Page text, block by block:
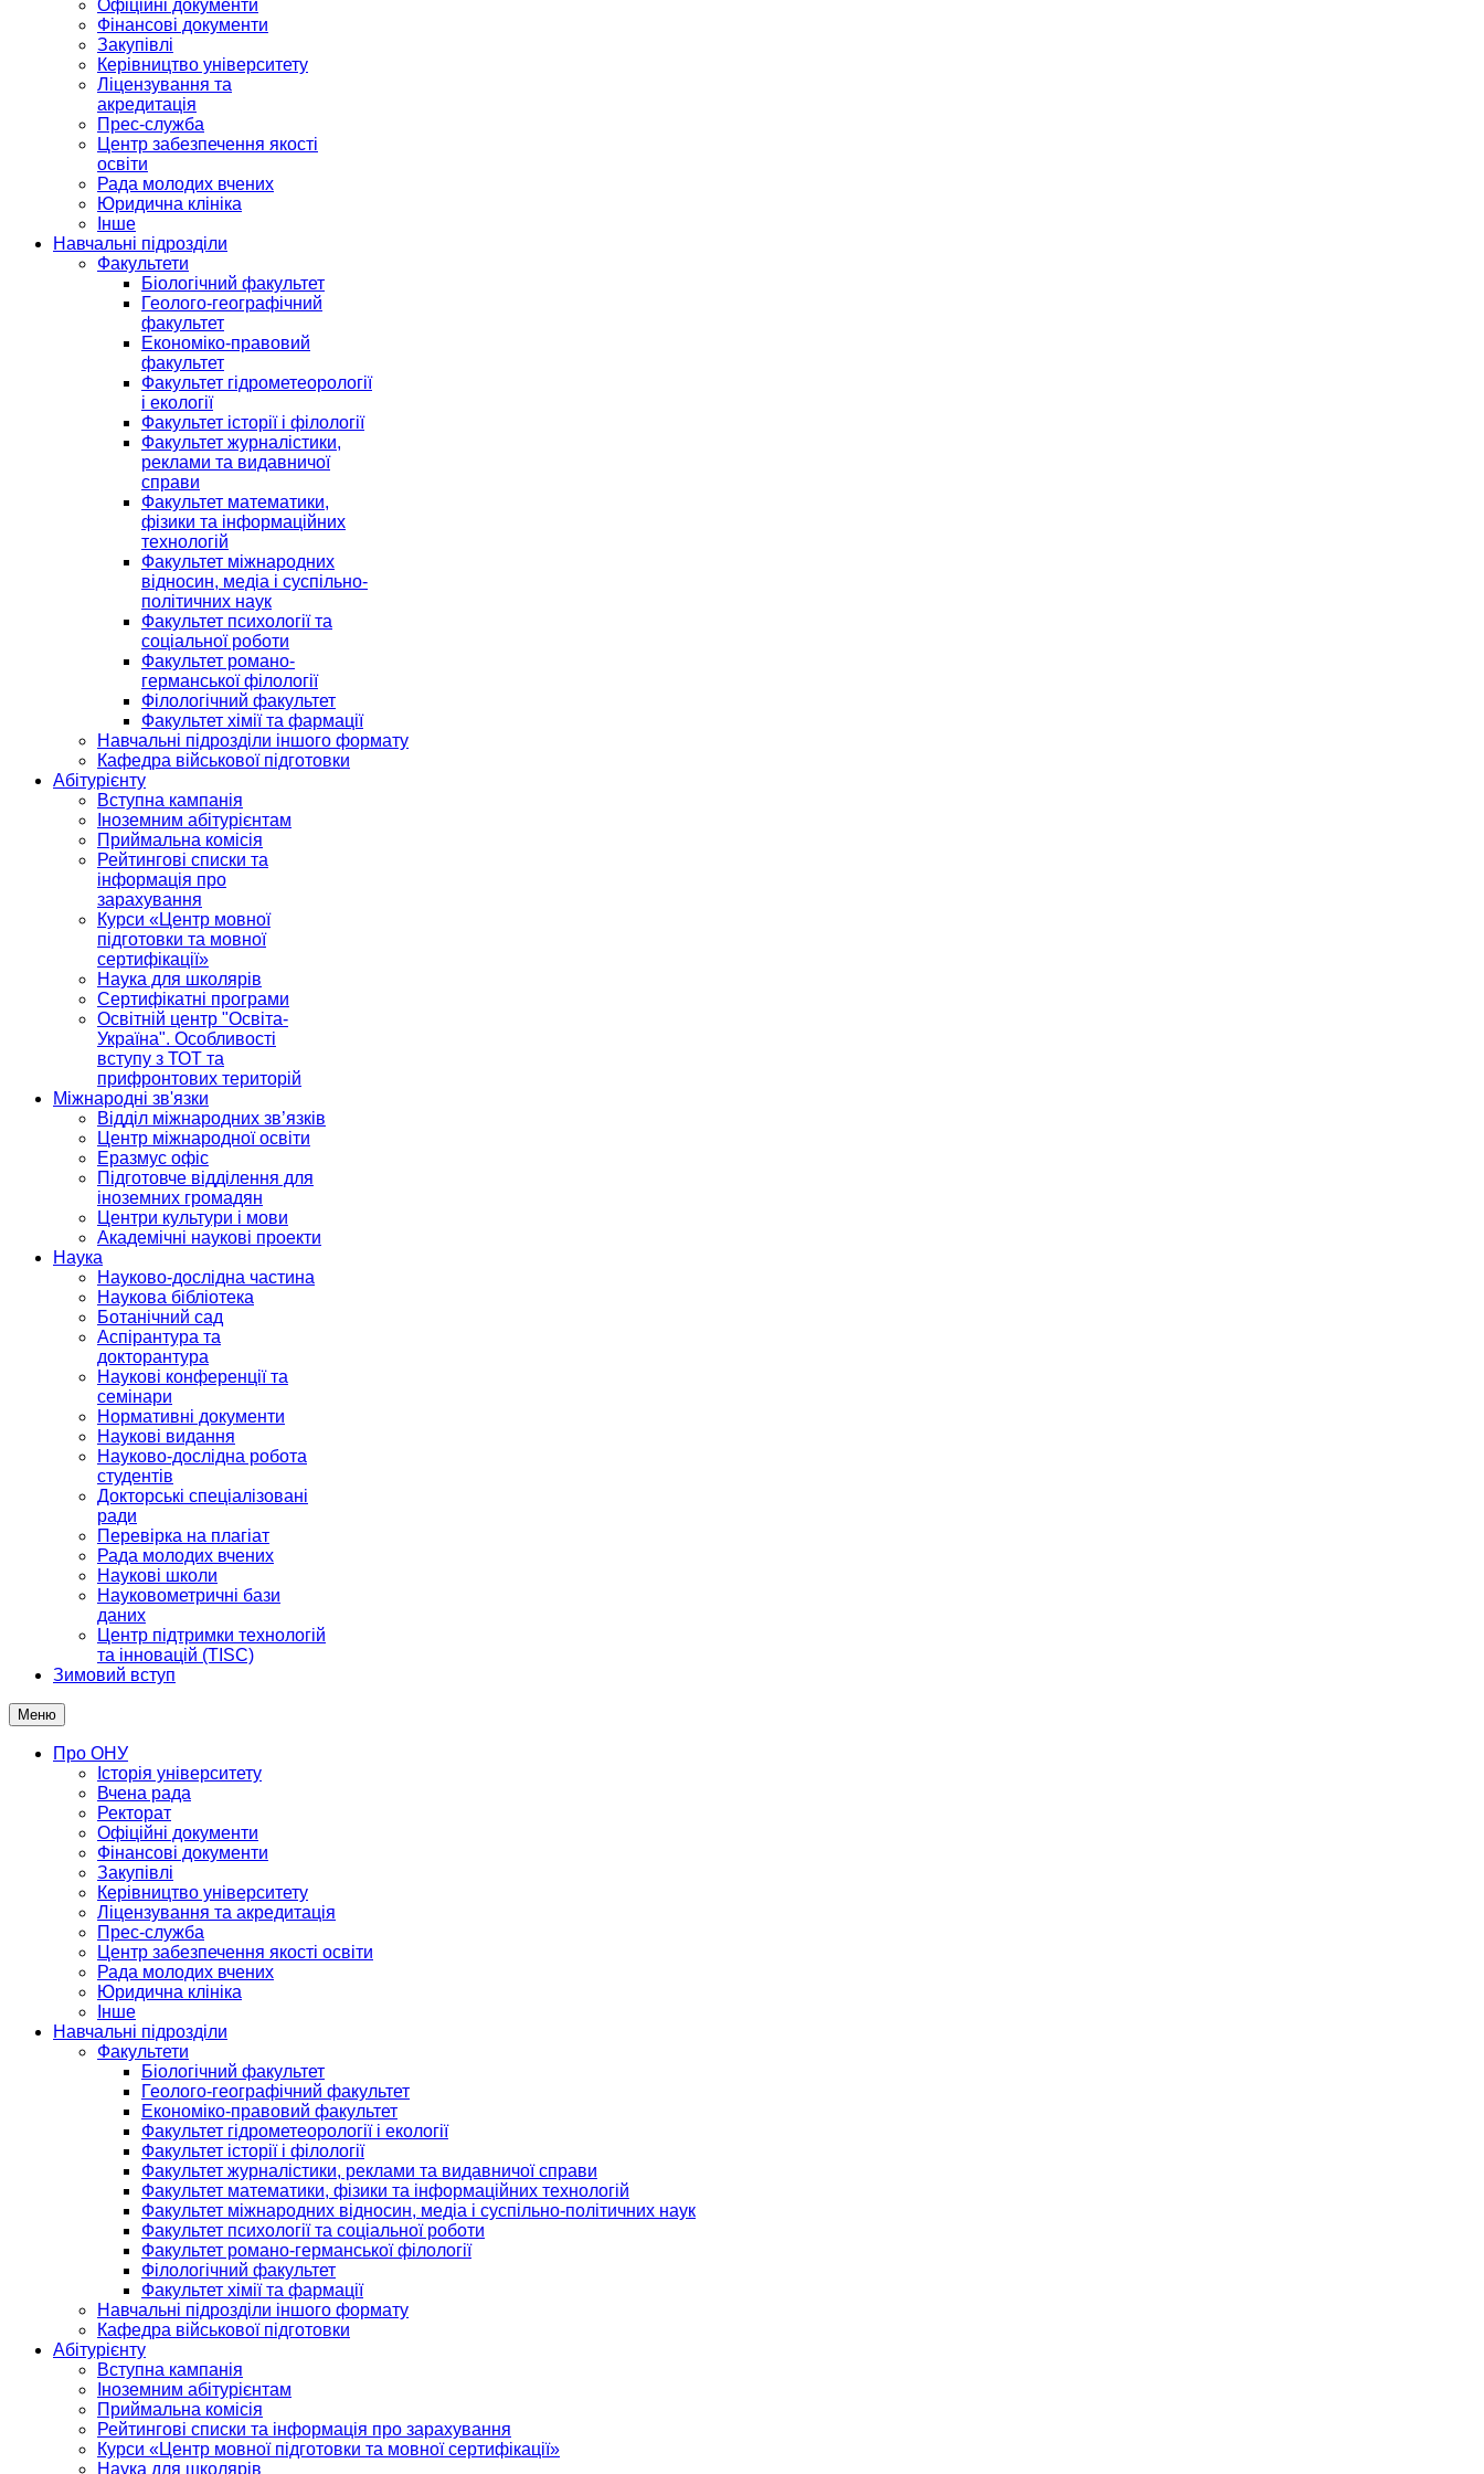
Офіційні документи
Фінансові документи
Закупівлі
Керівництво університету
Ліцензування та
акредитація
Прес-служба
Центр забезпечення якості
освіти
Рада молодих вчених
Юридична клініка
Інше
Навчальні підрозділи
Факультети
Біологічний факультет
Геолого-географічний
факультет
Економіко-правовий
факультет
Факультет гідрометеорології
і екології
Факультет історії і філології
Факультет журналістики,
реклами та видавничої
справи
Факультет математики,
фізики та інформаційних
технологій
Факультет міжнародних
відносин, медіа і суспільно-
політичних наук
Факультет психології та
соціальної роботи
Факультет романо-
германської філології
Філологічний факультет
Факультет хімії та фармації
Навчальні підрозділи іншого формату
Кафедра військової підготовки
Абітурієнту
Вступна кампанія
Іноземним абітурієнтам
Приймальна комісія
Рейтингові списки та
інформація про
зарахування
Курси «Центр мовної
підготовки та мовної
сертифікації»
Наука для школярів
Сертифікатні програми
Освітній центр "Освіта-
Україна". Особливості
вступу з ТОТ та
прифронтових територій
Міжнародні зв'язки
Відділ міжнародних зв’язків
Центр міжнародної освіти
Еразмус офіс
Підготовче відділення для
іноземних громадян
Центри культури і мови
Академічні наукові проекти
Наука
Науково-дослідна частина
Наукова бібліотека
Ботанічний сад
Аспірантура та
докторантура
Наукові конференції та
семінари
Нормативні документи
Наукові видання
Науково-дослідна робота
студентів
Докторські спеціалізовані
ради
Перевірка на плагіат
Рада молодих вчених
Наукові школи
Науковометричні бази
даних
Центр підтримки технологій
та інновацій (TISC)
Зимовий вступ
Меню
Про ОНУ
Історія університету
Вчена рада
Ректорат
Офіційні документи
Фінансові документи
Закупівлі
Керівництво університету
Ліцензування та акредитація
Прес-служба
Центр забезпечення якості освіти
Рада молодих вчених
Юридична клініка
Інше
Навчальні підрозділи
Факультети
Біологічний факультет
Геолого-географічний факультет
Економіко-правовий факультет
Факультет гідрометеорології і екології
Факультет історії і філології
Факультет журналістики, реклами та видавничої справи
Факультет математики, фізики та інформаційних технологій
Факультет міжнародних відносин, медіа і суспільно-політичних наук
Факультет психології та соціальної роботи
Факультет романо-германської філології
Філологічний факультет
Факультет хімії та фармації
Навчальні підрозділи іншого формату
Кафедра військової підготовки
Абітурієнту
Вступна кампанія
Іноземним абітурієнтам
Приймальна комісія
Рейтингові списки та інформація про зарахування
Курси «Центр мовної підготовки та мовної сертифікації»
Наука для школярів